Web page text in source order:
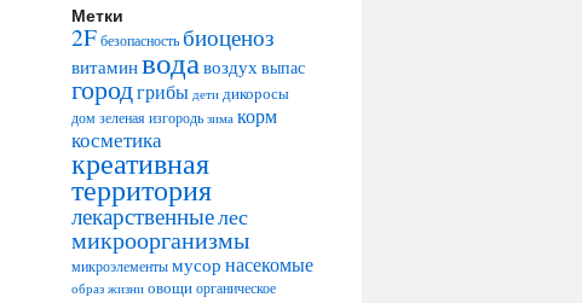
Метки
2F безопасность биоценоз
витаминводавоздухвыпас
городгрибы дети дикоросы
домзеленая изгородь зима корм
косметика
креативная
территория
лекарственныелес
микроорганизмы
микроэлементымусор насекомые
образ жизни овощи органическое